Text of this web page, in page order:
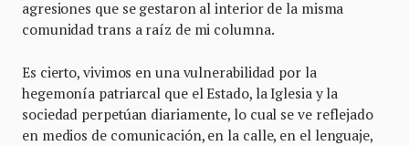
agresiones que se gestaron al interior de la misma
comunidad trans a raíz de mi columna.
Es cierto, vivimos en una vulnerabilidad por la
hegemonía patriarcal que el Estado, la Iglesia y la
sociedad perpetúan diariamente, lo cual se ve reflejado
en medios de comunicación, en la calle, en el lenguaje,